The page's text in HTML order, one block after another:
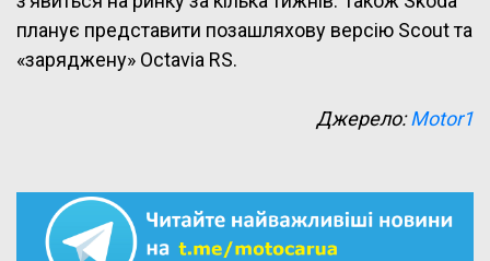
планує представити позашляхову версію Scout та
«заряджену» Octavia RS.
Джерело:Motor1